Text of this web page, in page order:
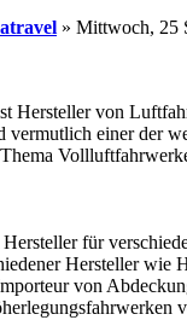
» Mittwoch, 25
Hersteller von
vermutlich einer der
für
Hersteller wie
von